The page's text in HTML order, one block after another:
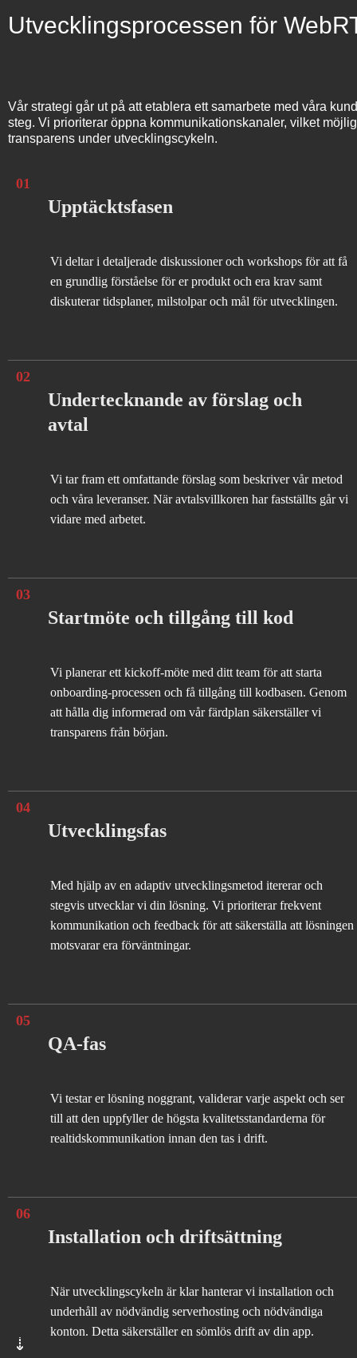
Utvecklingsprocessen för
Vår strategi går ut på att etablera ett samarbete med våra
steg. Vi prioriterar öppna kommunikationskanaler, vilket
transparens under utvecklingscykeln.
01
Upptäcktsfasen
Vi deltar i detaljerade diskussioner och workshops för att få
en grundlig förståelse för er produkt och era krav samt
diskuterar tidsplaner, milstolpar och mål för utvecklingen.
02
Undertecknande av förslag och
avtal
Vi tar fram ett omfattande förslag som beskriver vår metod
och våra leveranser. När avtalsvillkoren har fastställts går vi
vidare med arbetet.
03
Startmöte och tillgång till kod
Vi planerar ett kickoff-möte med ditt team för att starta
onboarding-processen och få tillgång till kodbasen. Genom
att hålla dig informerad om vår färdplan säkerställer vi
transparens från början.
04
Utvecklingsfas
Med hjälp av en adaptiv utvecklingsmetod itererar och
stegvis utvecklar vi din lösning. Vi prioriterar frekvent
kommunikation och feedback för att säkerställa att lösningen
motsvarar era förväntningar.
05
QA-fas
Vi testar er lösning noggrant, validerar varje aspekt och ser
till att den uppfyller de högsta kvalitetsstandarderna för
realtidskommunikation innan den tas i drift.
06
Installation och driftsättning
När utvecklingscykeln är klar hanterar vi installation och
underhåll av nödvändig serverhosting och nödvändiga
konton. Detta säkerställer en sömlös drift av din app.